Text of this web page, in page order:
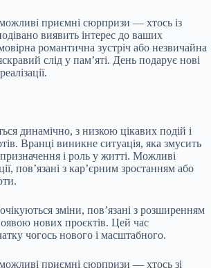
приємні сюрпризи — хтось із
виявить інтерес до ваших
романтична зустріч або незвичайна
слід у пам’яті. День подарує нові
динамічно, з низкою цікавих подій і
Вранці виникне ситуація, яка змусить
і роль у житті. Можливі
пов’язані з кар’єрним зростанням або
зміни, пов’язані з розширенням
нових проєктів. Цей час
чогось нового і масштабного.
приємні сюрпризи — хтось зі